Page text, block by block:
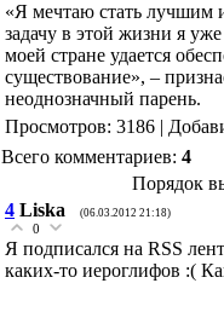
«Я мечтаю стать лучшим
задачу в этой жизни я
моей стране удается
существование», –
неоднозначный парень.
Просмотров: 3186 |
Всего комментариев: 4
Порядок
4 Liska (06.03.2012 21:18)
0
Я подписался на RSS
каких-то иероглифов :(